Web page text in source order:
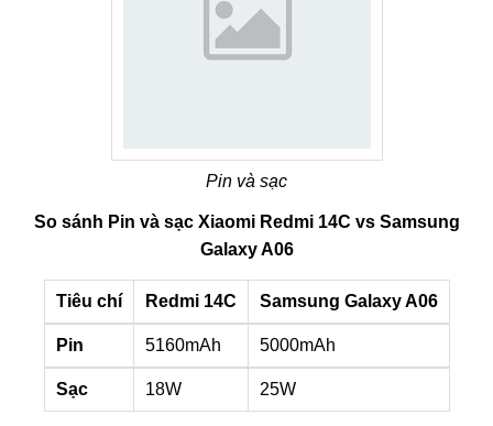
Pin và sạc
So sánh Pin và sạc Xiaomi Redmi 14C vs Samsung
Galaxy A06
Tiêu chí Redmi 14C Samsung Galaxy A06
Pin 5160mAh 5000mAh
Sạc 18W 25W